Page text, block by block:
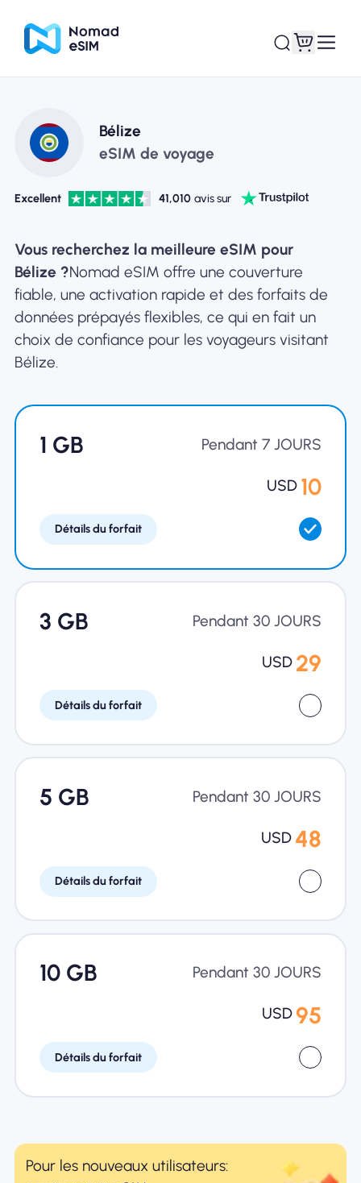
Connexion /
Inscrivez
Forfaits
À propos de l'eSIM
Pour le business
Bélize
eSIM de voyage
Excellent 41,010 avis sur
Vous recherchez la meilleure eSIM pour
Bélize ?Nomad eSIM offre une couverture
fiable, une activation rapide et des forfaits de
données prépayés flexibles, ce qui en fait un
choix de confiance pour les voyageurs visitant
Bélize.
1 GB Pendant 7 JOURS
USD 10
Détails du forfait
3 GB Pendant 30 JOURS
USD 29
Détails du forfait
5 GB Pendant 30 JOURS
USD 48
Détails du forfait
10 GB Pendant 30 JOURS
USD 95
Détails du forfait
Pour les nouveaux utilisateurs: